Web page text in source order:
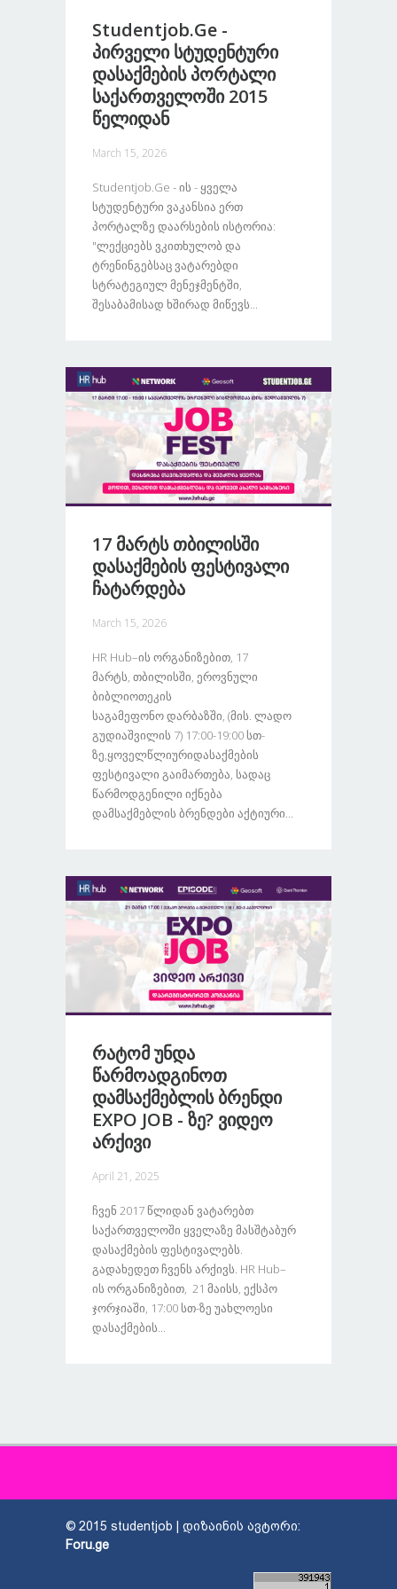
Studentjob.ge -
Პირველი Სტუდენტური
Დასაქმების Პორტალი
Საქართველოში 2015
Წელიდან
March 15, 2026
Studentjob.ge - Ის - Ყველა
Სტუდენტური Ვაკანსია Ერთ
Პორტალზე Დაარსების Ისტორია:
"ლექციებს Ვკითხულობ Და
Ტრენინგებსაც Ვატარებდი
Სტრატეგიულ Მენეჯმენტში,
Შესაბამისად Ხშირად Მიწევს...
17 Მარტს Თბილისში
Დასაქმების Ფესტივალი
Ჩატარდება
March 15, 2026
HR Hub–Ის Ორგანიზებით, 17
Მარტს, Თბილისში, Ეროვნული
Ბიბლიოთეკის
Საგამეფონო Დარბაზში, (მის. Ლადო
Გუდიაშვილის 7) 17:00-19:00 Სთ-
Ზე,ყოველწლიურიდასაქმების
Ფესტივალი Გაიმართება, Სადაც
Წარმოდგენილი Იქნება
Დამსაქმებლის Ბრენდები Აქტიური...
Რატომ Უნდა
Წარმოადგინოთ
Დამსაქმებლის Ბრენდი
EXPO JOB - Ზე? Ვიდეო
Არქივი
April 21, 2025
Ჩვენ 2017 Წლიდან Ვატარებთ
Საქართველოში Ყველაზე Მასშტაბურ
Დასაქმების Ფესტივალებს.
Გადახედეთ Ჩვენს Არქივს. HR Hub–
Ის Ორგანიზებით, 21 Მაისს, Ექსპო
Ჯორჯიაში, 17:00 Სთ-Ზე Უახლოესი
Დასაქმების...
© 2015 studentjob | დიზაინის ავტორი:
Foru.ge